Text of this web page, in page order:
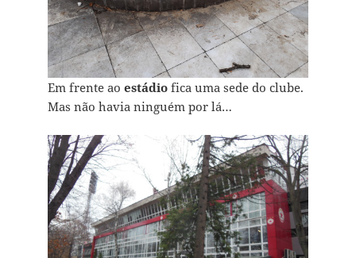
Em frente ao estádiofica uma sede do clube.
Mas não havia ninguém por lá…